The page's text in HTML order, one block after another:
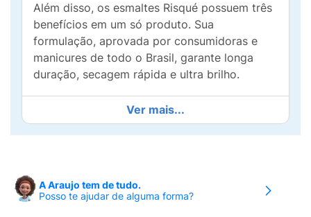
Além disso, os esmaltes Risqué possuem três
benefícios em um só produto. Sua
formulação, aprovada por consumidoras e
manicures de todo o Brasil, garante longa
duração, secagem rápida e ultra brilho.
Ver mais...
A Araujo tem de tudo.
Posso te ajudar de alguma forma?